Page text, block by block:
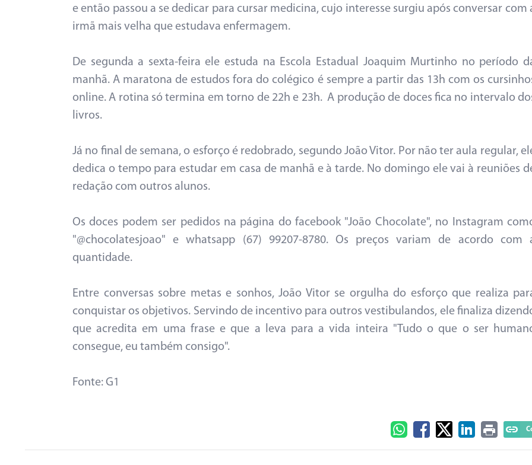
e então passou a se dedicar para cursar medicina, cujo interesse surgiu após conversar com
irmã mais velha que estudava enfermagem.
De segunda a sexta-feira ele estuda na Escola Estadual Joaquim Murtinho no período
manhã. A maratona de estudos fora do colégico é sempre a partir das 13h com os
online. A rotina só termina em torno de 22h e 23h. A produção de doces fica no intervalo
livros.
Já no final de semana, o esforço é redobrado, segundo João Vitor. Por não ter aula regular,
dedica o tempo para estudar em casa de manhã e à tarde. No domingo ele vai à reuniões
redação com outros alunos.
Os doces podem ser pedidos na página do facebook "João Chocolate", no Instagram
"@chocolatesjoao" e whatsapp (67) 99207-8780. Os preços variam de acordo com
quantidade.
Entre conversas sobre metas e sonhos, João Vitor se orgulha do esforço que realiza
conquistar os objetivos. Servindo de incentivo para outros vestibulandos, ele finaliza
que acredita em uma frase e que a leva para a vida inteira "Tudo o que o ser
consegue, eu também consigo".
Fonte: G1